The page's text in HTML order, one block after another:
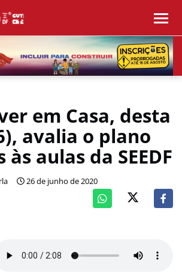
em Casa, desta
avalia o plano
aulas da SEEDF
26 de junho de 2020